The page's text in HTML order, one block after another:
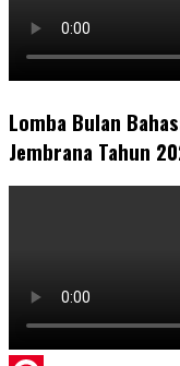
Lomba Bulan
Jembrana Tahun